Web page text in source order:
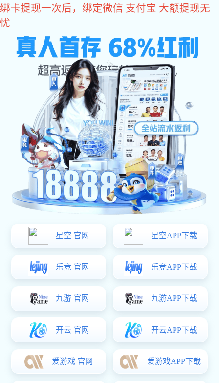
旺财28
关于旺财28
旺财28-科技赋能场景,让娱乐更有趣。 是众多国际品牌阀门、
仪表及相关流机械设备产品在中国的授权代理公司。主要品牌包括,
GF管路系统的PVDF现货，Agru管路系统的PVDF现货，PVDF特殊
尺寸定制，德国盖米阀门，东丽、海德能反渗透膜，桑德斯的换热
器，Plast-O-Matic塑料阀门，台湾协羽，台湾环琪等国际品牌产
品。业务范围涉及半导体、石油、化工、电力、汽车、航空航天、
公司商业办公位于上海市普陀区中心区域，还拥有800平方米的
生产和维修车间，具备制造和系统集成能力。
了解更多
推荐产品